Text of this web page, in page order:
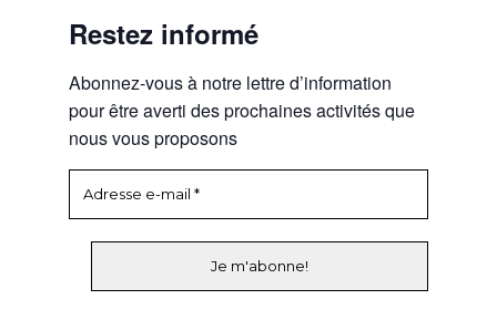
Restez informé
Abonnez-vous à notre lettre d’information
pour être averti des prochaines activités que
nous vous proposons